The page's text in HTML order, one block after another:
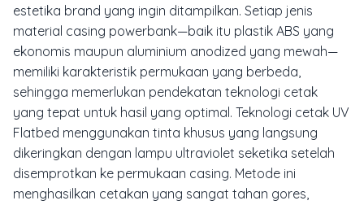
estetika brand yang ingin ditampilkan. Setiap jenis
material casing powerbank—baik itu plastik ABS yang
ekonomis maupun aluminium anodized yang mewah—
memiliki karakteristik permukaan yang berbeda,
sehingga memerlukan pendekatan teknologi cetak
yang tepat untuk hasil yang optimal. Teknologi cetak UV
Flatbed menggunakan tinta khusus yang langsung
dikeringkan dengan lampu ultraviolet seketika setelah
disemprotkan ke permukaan casing. Metode ini
menghasilkan cetakan yang sangat tahan gores,